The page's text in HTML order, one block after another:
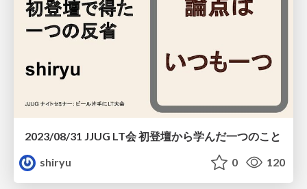
2023/08/31 JJUG LT会 初登壇から学んだ一つのこと
shiryu
0 120